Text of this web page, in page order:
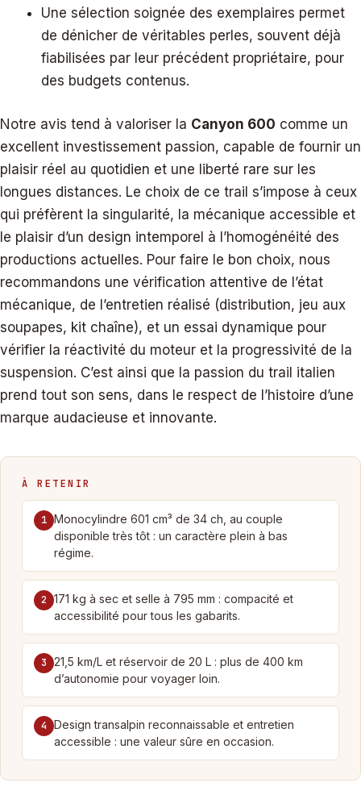
Une sélection soignée des exemplaires permet
de dénicher de véritables perles, souvent déjà
fiabilisées par leur précédent propriétaire, pour
des budgets contenus.
Notre avis tend à valoriser la Canyon 600 comme un
excellent investissement passion, capable de fournir un
plaisir réel au quotidien et une liberté rare sur les
longues distances. Le choix de ce trail s’impose à ceux
qui préfèrent la singularité, la mécanique accessible et
le plaisir d’un design intemporel à l’homogénéité des
productions actuelles. Pour faire le bon choix, nous
recommandons une vérification attentive de l’état
mécanique, de l’entretien réalisé (distribution, jeu aux
soupapes, kit chaîne), et un essai dynamique pour
vérifier la réactivité du moteur et la progressivité de la
suspension. C’est ainsi que la passion du trail italien
prend tout son sens, dans le respect de l’histoire d’une
marque audacieuse et innovante.
À RETENIR
1 Monocylindre 601 cm³ de 34 ch, au couple
disponible très tôt : un caractère plein à bas
régime.
2
171 kg à sec et selle à 795 mm : compacité et
accessibilité pour tous les gabarits.
3
21,5 km/L et réservoir de 20 L : plus de 400 km
d’autonomie pour voyager loin.
4
Design transalpin reconnaissable et entretien
accessible : une valeur sûre en occasion.